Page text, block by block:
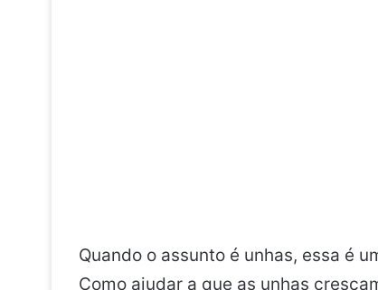
Quando o assunto é unhas, essa é
Como ajudar a que as unhas